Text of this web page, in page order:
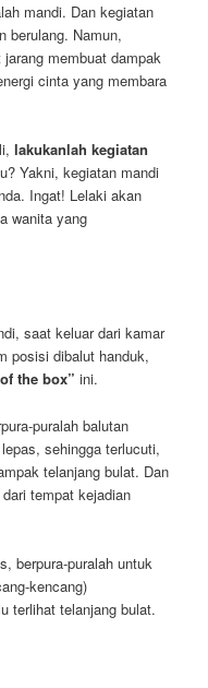
mandi. Dan kegiatan
berulang. Namun,
membuat dampak
cinta yang membara
lakukanlah kegiatan
Yakni, kegiatan mandi
Ingat! Lelaki akan
wanita yang
saat keluar dari kamar
posisi dibalut handuk,
the box” ini.
puralah balutan
sehingga terlucuti,
telanjang bulat. Dan
tempat kejadian
berpura-puralah untuk
kencang)
terlihat telanjang bulat.